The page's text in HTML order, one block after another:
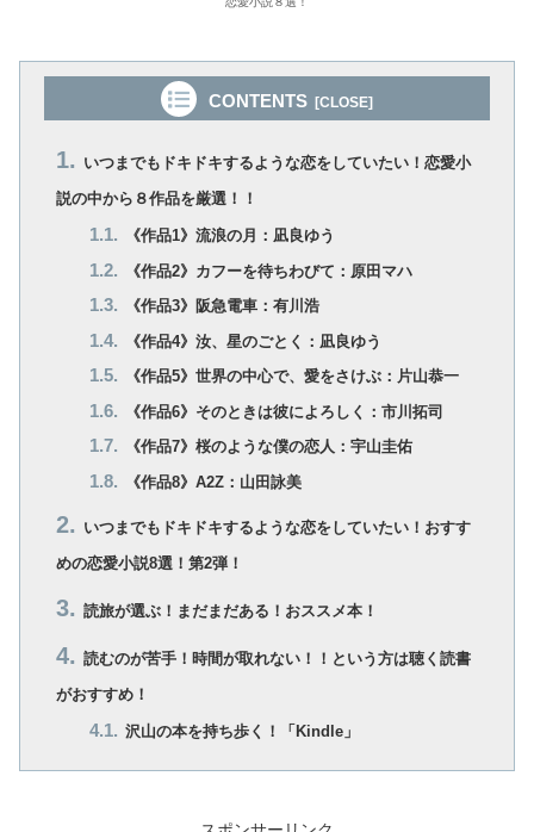
CONTENTS
いつまでもドキドキするような恋をしていたい！恋愛小
説の中から８作品を厳選！！
《作品1》流浪の月：凪良ゆう
《作品2》カフーを待ちわびて：原田マハ
《作品3》阪急電車：有川浩
《作品4》汝、星のごとく：凪良ゆう
《作品5》世界の中心で、愛をさけぶ：片山恭一
《作品6》そのときは彼によろしく：市川拓司
《作品7》桜のような僕の恋人：宇山圭佑
《作品8》A2Z：山田詠美
いつまでもドキドキするような恋をしていたい！おすす
めの恋愛小説8選！第2弾！
読旅が選ぶ！まだまだある！おススメ本！
読むのが苦手！時間が取れない！！という方は聴く読書
がおすすめ！
沢山の本を持ち歩く！「Kindle」